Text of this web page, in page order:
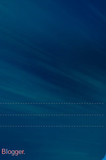
Blogger.